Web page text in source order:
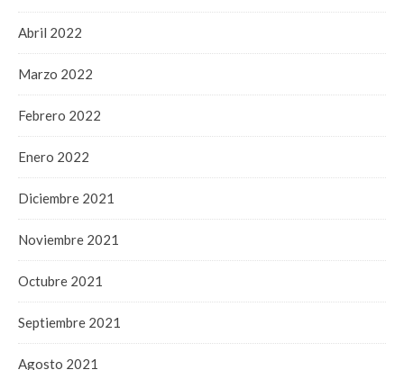
Abril 2022
Marzo 2022
Febrero 2022
Enero 2022
Diciembre 2021
Noviembre 2021
Octubre 2021
Septiembre 2021
Agosto 2021